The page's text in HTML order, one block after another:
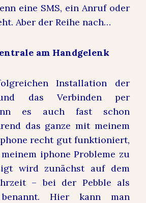
eine SMS, ein Anruf oder
Aber der Reihe nach…
am Handgelenk
Installation der
das Verbinden per
es auch fast schon
das ganze mit meinem
recht gut funktioniert,
iphone Probleme zu
wird zunächst auf dem
– bei der Pebble als
benannt. Hier kann man